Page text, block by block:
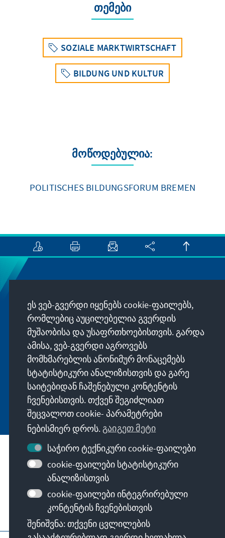
თემები
SOZIALE MARKTWIRTSCHAFT
BILDUNG UND KULTUR
მოწოდებულია:
POLITISCHES BILDUNGSFORUM BREMEN
Erhalten Sie exklusive Einblicke in die neuesten
Publikationen, spannende Veranstaltungen und
Projekte direkt von unserer Vorsitzenden
Annegret Kramp-Karrenbauer. Abonnieren Sie
jetzt unseren Newsletter und bleiben Sie immer
auf dem Laufenden.
Jetzt abonnieren
ფონდის მისია
კონტაქტი
დამატებითი შეთავაზებები
ეს ვებ-გვერდი იყენებს cookie-ფაილებს,
რომლებიც აუცილებელია გვერდის
მუშაობისა და უსაფრთხოებისთვის. გარდა
ამისა, ვებ-გვერდი აგროვებს
მომხმარებლის ანონიმურ მონაცემებს
სტატისტიკური ანალიზისთვის და გარე
საიტებიდან ჩაშენებული კონტენტის
ჩვენებისთვის. თქვენ შეგიძლიათ
შეცვალოთ cookie- პარამეტრები
ნებისმიერ დროს.გაიგეთ მეტი
საჭირო ტექნიკური cookie-ფაილები
cookie-ფაილები სტატისტიკური
ანალიზისთვის
cookie-ფაილები ინტეგრირებული
კონტენტის ჩვენებისთვის
შენიშვნა: თქვენი ცვლილების